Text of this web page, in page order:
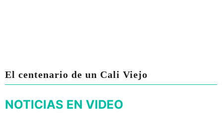
El centenario de un Cali Viejo
NOTICIAS EN VIDEO